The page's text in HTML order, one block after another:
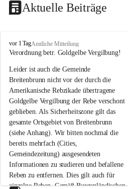
Aktuelle Beiträge
B
r
i
t
e
n
b
r
u
n
n
a
m
N
e
vor 1 TagAmtliche Mitteilung
Verordnung betr. Goldgelbe Vergilbung!
Leider ist auch die Gemeinde
Breitenbrunn nicht vor der durch die
Amerikanische Rebzikade übertragene
Goldgelbe Vergilbung der Rebe verschont
geblieben. Als Sicherheitszone gilt das
gesamte Ortsgebiet von Breitenbrunn
(siehe Anhang). Wir bitten nochmal die
bereits mehrfach (Cities,
Gemeindezeitung) ausgesendeten
Informationen zu studieren und befallene
Reben zu entfernen. Dies gilt auch für
einzelne Reben. Gemäß Burgenländischen